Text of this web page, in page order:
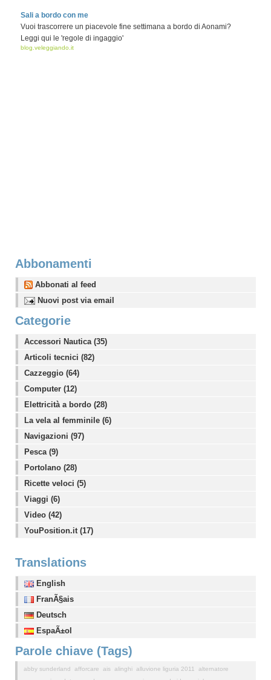
Sali a bordo con me
Vuoi trascorrere un piacevole fine settimana a bordo di Aonami?
Leggi qui le 'regole di ingaggio'
blog.veleggiando.it
Abbonamenti
Abbonati al feed
Nuovi post via email
Categorie
Accessori Nautica (35)
Articoli tecnici (82)
Cazzeggio (64)
Computer (12)
Elettricità a bordo (28)
La vela al femminile (6)
Navigazioni (97)
Pesca (9)
Portolano (28)
Ricette veloci (5)
Viaggi (6)
Video (42)
YouPosition.it (17)
Translations
English
FranÃ§ais
Deutsch
EspaÃ±ol
Parole chiave (Tags)
abby sunderland afforcare ais alinghi alluvione liguria 2011
alternatore